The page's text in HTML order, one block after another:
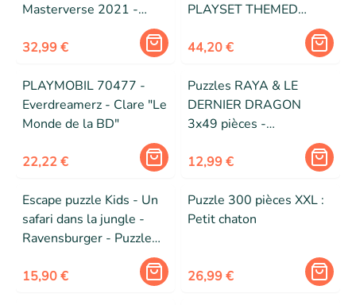
Masterverse 2021 -
Figurine Skeletor 18 cm
32,99 €
PLAYSET THEMED
HAULER WITH 1 FIRE-
THEMED V
44,20 €
PLAYMOBIL 70477 -
Everdreamerz - Clare "Le
Monde de la BD"
22,22 €
Puzzles RAYA & LE
DERNIER DRAGON
3x49 pièces -
enfants dès 5 ans
12,99 €
Escape puzzle Kids - Un
safari dans la jungle -
Ravensburger - Puzzle
Escape Game 368 pièces
- Dès 9 ans
15,90 €
Puzzle 300 pièces XXL :
Petit chaton
26,99 €